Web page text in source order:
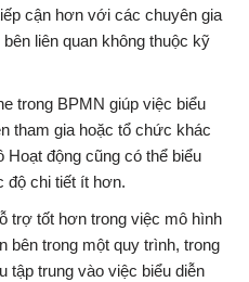
cận hơn với các chuyên gia
liên quan không thuộc kỹ
trong BPMN giúp việc biểu
tham gia hoặc tổ chức khác
Hoạt động cũng có thể biểu
độ chi tiết ít hơn.
trợ tốt hơn trong việc mô hình
bên trong một quy trình, trong
tập trung vào việc biểu diễn